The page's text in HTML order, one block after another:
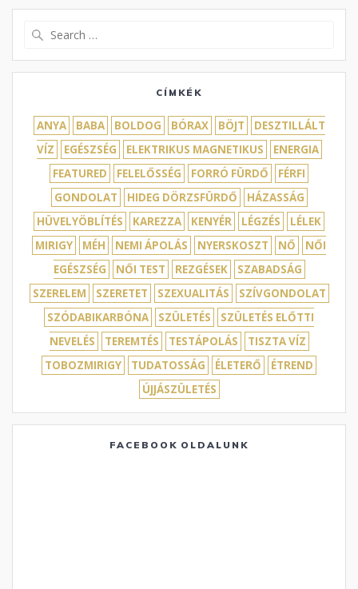
CÍMKÉK
ANYA BABA BOLDOG BÓRAX BÖJT
DESZTILLÁLT
VÍZ
EGÉSZSÉG ELEKTRIKUS MAGNETIKUS
ENERGIA
FEATURED
FELELŐSSÉG FORRÓ FÜRDŐ
FÉRFI
GONDOLAT
HIDEG DÖRZSFÜRDŐ
HÁZASSÁG
HÜVELYÖBLÍTÉS
KAREZZA KENYÉR LÉGZÉS
LÉLEK
MIRIGY
MÉH NEMI ÁPOLÁS NYERSKOSZT NŐ
NŐI
EGÉSZSÉG
NŐI TEST REZGÉSEK
SZABADSÁG
SZERELEM
SZERETET SZEXUALITÁS
SZÍVGONDOLAT
SZÓDABIKARBÓNA
SZÜLETÉS
SZÜLETÉS ELŐTTI
NEVELÉS
TEREMTÉS TESTÁPOLÁS
TISZTA VÍZ
TOBOZMIRIGY
TUDATOSSÁG ÉLETERŐ
ÉTREND
ÚJJÁSZÜLETÉS
FACEBOOK OLDALUNK